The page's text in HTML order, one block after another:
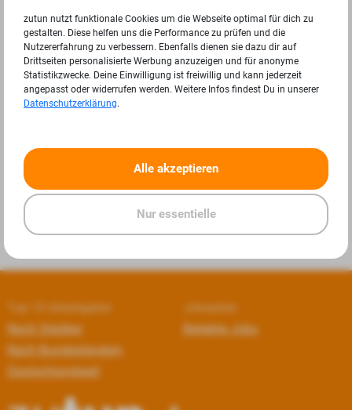
Top 10 Arbeitgeber
Nach Städten
Nach Bundesländern
Deutschlandweit
Jobseiten
Beliebte Jobs
zutun nutzt funktionale Cookies um die Webseite optimal für dich zu
gestalten. Diese helfen uns die Performance zu prüfen und die
Nutzererfahrung zu verbessern. Ebenfalls dienen sie dazu dir auf
Drittseiten personalisierte Werbung anzuzeigen und für anonyme
Statistikzwecke. Deine Einwilligung ist freiwillig und kann jederzeit
angepasst oder widerrufen werden. Weitere Infos findest Du in unserer
Datenschutzerklärung.
Alle akzeptieren
Nur essentielle